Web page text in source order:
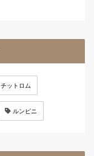
チットロム
ルンピニ